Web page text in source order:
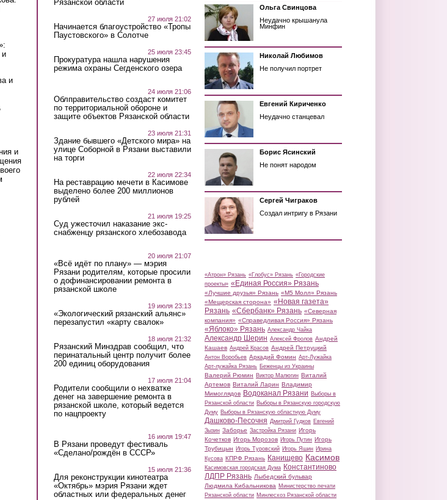
и
и
и
Рязанской области
27 июля 21:02
Начинается благоустройство «Тропы
Паустовского» в Солотче
25 июля 23:45
Прокуратура нашла нарушения
режима охраны Сегденского озера
24 июля 21:06
Облправительство создаст комитет
по территориальной обороне и
защите объектов Рязанской области
23 июля 21:31
Здание бывшего «Детского мира» на
улице Соборной в Рязани выставили
на торги
22 июля 22:34
На реставрацию мечети в Касимове
выделено более 200 миллионов
рублей
21 июля 19:25
Суд ужесточил наказание экс-
снабженцу рязанского хлебозавода
20 июля 21:07
«Всё идёт по плану» — мэрия
Рязани родителям, которые просили
о дофинансировании ремонта в
рязанской школе
19 июля 23:13
«Экологический рязанский альянс»
перезапустил «карту свалок»
18 июля 21:32
Рязанский Минздрав сообщил, что
перинатальный центр получит более
200 единиц оборудования
17 июля 21:04
Родители сообщили о нехватке
денег на завершение ремонта в
рязанской школе, который ведется
по нацпроекту
16 июля 19:47
В Рязани проведут фестиваль
«Сделано/рождён в СССР»
15 июля 21:36
Для реконструкции кинотеатра
«Октябрь» мэрия Рязани ждет
областных или федеральных денег
Ольга Свинцова
Неудачно крышанула
Минфин
Николай Любимов
Не получил портрет
Евгений Кириченко
Неудачно станцевал
Борис Ясинский
Не понят народом
Сергей Чиграков
Создал интригу в Рязани
«Атрон» Рязань «Глобус» Рязань «Городские
проекты» «Единая Россия» Рязань
«Лучшие друзья» Рязань «М5 Молл» Рязань
«Мещерская сторона» «Новая газета»
Рязань «Сбербанк» Рязань «Северная
компания» «Справедливая Россия» Рязань
«Яблоко» Рязань Александр Чайка
Александр Шерин Алексей Фролов Андрей
Кашаев Андрей Красов Андрей Петруцкий
Антон Воробьев Аркадий Фомин Арт-Лужайка
Арт-лужайка Рязань Беженцы из Украины
Валерий Рюмин Виктор Малюгин Виталий
Артемов Виталий Ларин Владимир
Мимоглядов Водоканал Рязани Выборы в
Рязанской области Выборы в Рязанскую городскую
Думу Выборы в Рязанскую областную Думу
Дашково-Песочня Дмитрий Гудков Евгений
Зызин Заборье Застройка Рязани Игорь
Кочетков Игорь Морозов Игорь Путин Игорь
Трубицын Игорь Туровский Игорь Яшин Ирина
Кусова КПРФ Рязань Канищево Касимов
Касимовская городская Дума Константиново
ЛДПР Рязань Лыбедский бульвар
Людмила Кибальникова Министерство печати
Рязанской области Минлесхоз Рязанской области